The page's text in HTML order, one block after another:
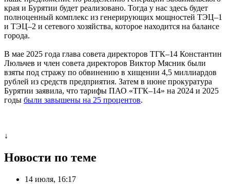
края и Бурятии будет реализовано. Тогда у нас здесь будет
полноценный комплекс из генерирующих мощностей ТЭЦ–1
и ТЭЦ–2 и сетевого хозяйства, которое находится на балансе
города.
В мае 2025 года глава совета директоров ТГК–14 Константин
Люльчев и член совета директоров Виктор Мясник были
взяты под стражу по обвинению в хищении 4,5 миллиардов
рублей из средств предприятия. Затем в июне прокуратура
Бурятии заявила, что тарифы ПАО «ТГК–14» на 2024 и 2025
годы были завышены на 25 процентов.
↓
Новости по теме
14 июля, 16:17